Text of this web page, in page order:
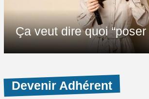
Ça veut dire quoi “poser
Devenir Adhérent